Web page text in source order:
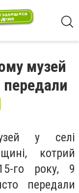
музей
у селі
котрий
го року, 9
передали